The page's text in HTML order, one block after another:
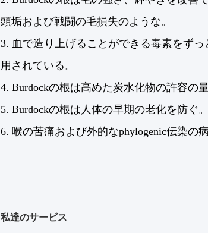
頭垢および戦闘の毛損失のような。
3. 血で造り上げることができる毒素をず
用されている。
4. Burdockの根は高めた炭水化物の許容の
5. Burdockの根は人体の早期の老化を防ぐ。
6. 喉の苦痛および外的なphylogenic伝染の
私達のサービス